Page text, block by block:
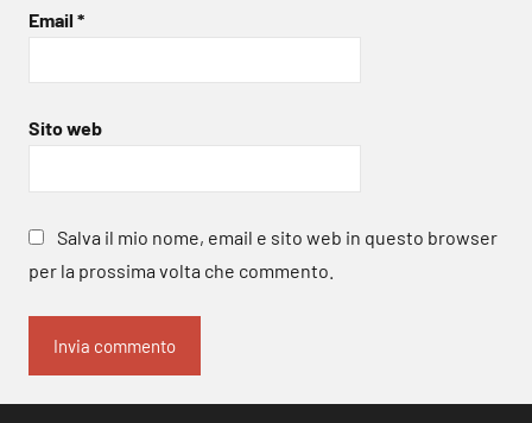
Email *
Sito web
Salva il mio nome, email e sito web in questo browser
per la prossima volta che commento.